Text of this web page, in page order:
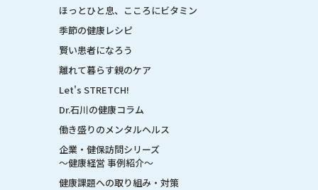
ほっとひと息、こころにビタミン
季節の健康レシピ
賢い患者になろう
離れて暮らす親のケア
Let's STRETCH!
Dr.石川の健康コラム
働き盛りのメンタルヘルス
企業・健保訪問シリーズ
～健康経営 事例紹介～
健康課題への取り組み・対策